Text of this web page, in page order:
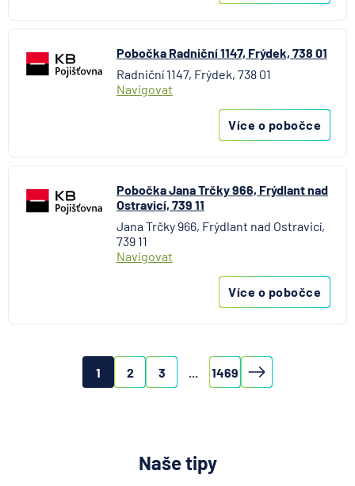
Pobočka Radniční 1147, Frýdek, 738 01
Radniční 1147, Frýdek, 738 01
Navigovat
Více o pobočce
Pobočka Jana Trčky 966, Frýdlant nad
Ostravicí, 739 11
Jana Trčky 966, Frýdlant nad Ostravicí,
739 11
Navigovat
Více o pobočce
1 2 3 1469
Naše tipy